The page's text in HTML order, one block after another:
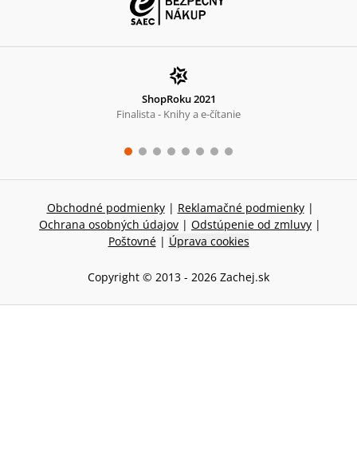
ShopRoku 2021
Finalista - Knihy a e-čítanie
Obchodné podmienky | Reklamačné podmienky |
Ochrana osobných údajov | Odstúpenie od zmluvy |
Poštovné | Úprava cookies
Copyright © 2013 - 2026 Zachej.sk